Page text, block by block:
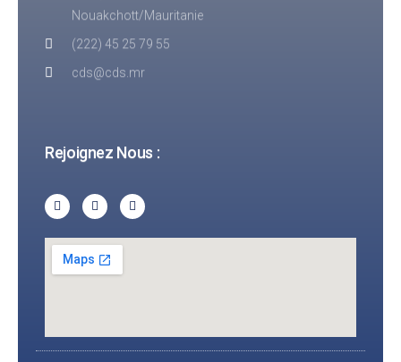
Nouakchott/Mauritanie
(222) 45 25 79 55
cds@cds.mr
Rejoignez Nous :